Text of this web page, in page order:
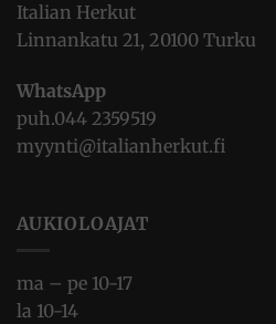
Italian Herkut
Linnankatu 21, 20100 Turku
WhatsApp
puh.044 2359519
myynti@italianherkut.fi
AUKIOLOAJAT
ma – pe 10-17
la 10-14